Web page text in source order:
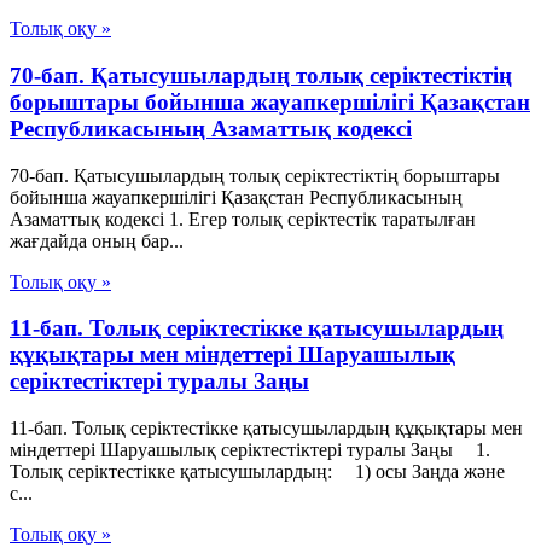
Толық оқу »
70-бап. Қатысушылардың толық серiктестiктiң
борыштары бойынша жауапкершiлiгi Қазақстан
Республикасының Азаматтық кодексi
70-бап. Қатысушылардың толық серiктестiктiң борыштары
бойынша жауапкершiлiгi Қазақстан Республикасының
Азаматтық кодексi 1. Егер толық серiктестiк таратылған
жағдайда оның бар...
Толық оқу »
11-бап. Толық серiктестiкке қатысушылардың
құқықтары мен мiндеттерi Шаруашылық
серіктестіктері туралы Заңы
11-бап. Толық серiктестiкке қатысушылардың құқықтары мен
мiндеттерi Шаруашылық серіктестіктері туралы Заңы 1.
Толық серiктестiкке қатысушылардың: 1) осы Заңда және
с...
Толық оқу »